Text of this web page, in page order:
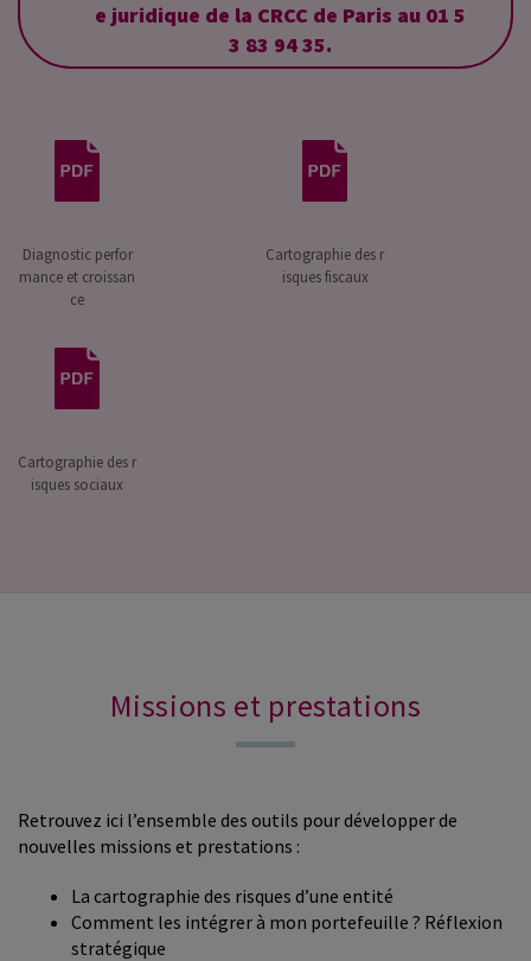
e juridique de la CRCC de Paris au 01 5
3 83 94 35.
Diagnostic perfor
mance et croissan
ce
Cartographie des r
isques fiscaux
Cartographie des r
isques sociaux
Missions et prestations
Retrouvez ici l’ensemble des outils pour développer de
nouvelles missions et prestations :
La cartographie des risques d’une entité
Comment les intégrer à mon portefeuille ? Réflexion
stratégique